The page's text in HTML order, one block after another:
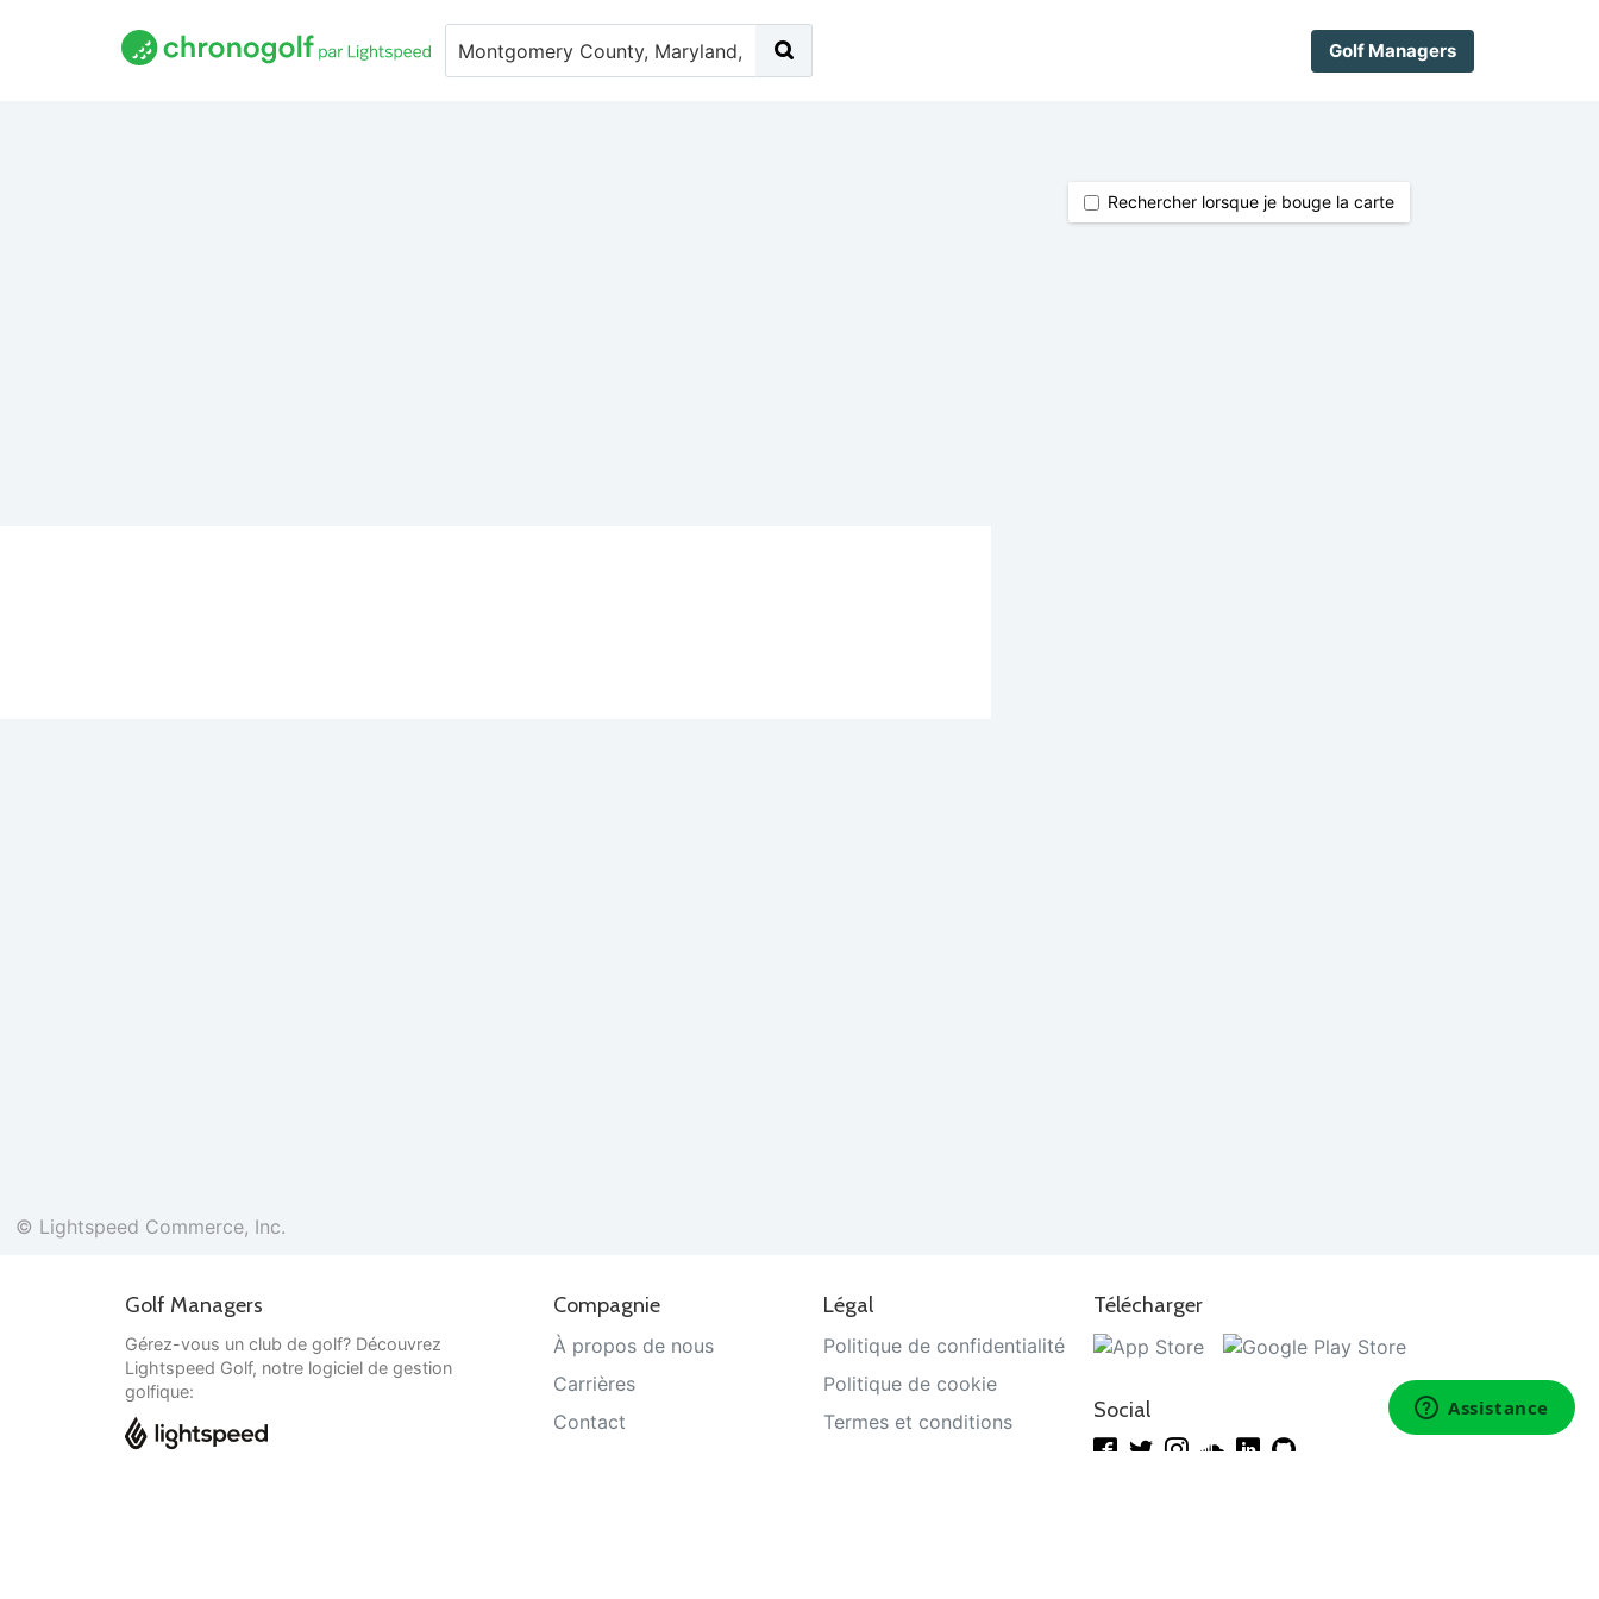
Golf Managers
© Lightspeed Commerce, Inc.
Rechercher lorsque je bouge la carte
Golf Managers
Gérez-vous un club de golf? Découvrez
Lightspeed Golf, notre logiciel de gestion
golfique:
Compagnie
À propos de nous
Carrières
Contact
Légal
Politique de confidentialité
Politique de cookie
Termes et conditions
Télécharger
Social